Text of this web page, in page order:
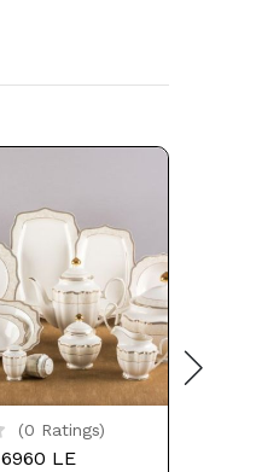
(0 Ratings)
6960 LE